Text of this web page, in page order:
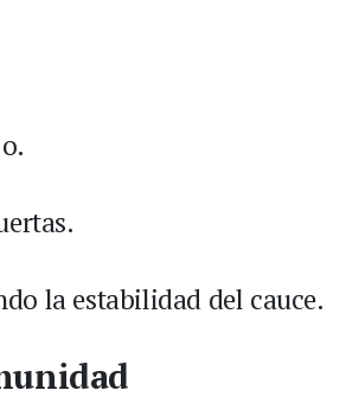
la estabilidad del cauce.